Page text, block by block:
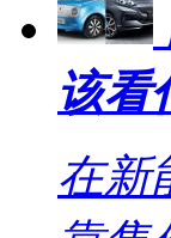
该看
在新